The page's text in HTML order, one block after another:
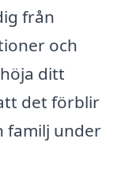
från
och
ditt
det förblir
familj under